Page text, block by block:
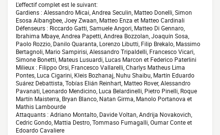
L'effectif complet est le suivant:
Gardiens : Alessandro Micai, Andrea Seculin, Matteo Donelli, Simon
Esosa Aibangbee, Joey Zwaan, Matteo Enza et Matteo Cardinali
Défenseurs : Riccardo Gatti, Samuele Angori, Matteo Di Gennaro,
Ibrahima Mbaye, Andrea Papetti, Andrea Bozzolan, Joaquín Sosa,
Paolo Rozzio, Danilo Quaranta, Lorenzo Libutti, Filip Brekalo, Massimo
Bertagnoli, Mario Sampirisi, Alessandro Tripaldelli, Francesco Vicari,
Simone Bonetti, Mateus Lusuardi, Lucas Marcon et Federico Paterlini
Milieux : Filippo Orsi, Francesco Vallarelli, Charlys Matheus Lima
Pontes, Luca Cigarini, Kleis Bozhanaj, Nuhu Shaibu, Martín Eduardo
Suárez Debattista, Tobías Elián Reinhart, Matteo Rover, Alessandro
Pavanati, Leonardo Mendicino, Luca Belardinelli, Pietro Pinelli, Roque
Martín Maisterra, Bryan Blanco, Natan Girma, Manolo Portanova et
Mathis Lambourde
Attaquants : Adriano Montalto, Davide Voltan, Andrija Novakovich,
Cedric Gondo, Mattia Destro, Tommaso Fumagalli, Oumar Conte et
Edoardo Cavaliere